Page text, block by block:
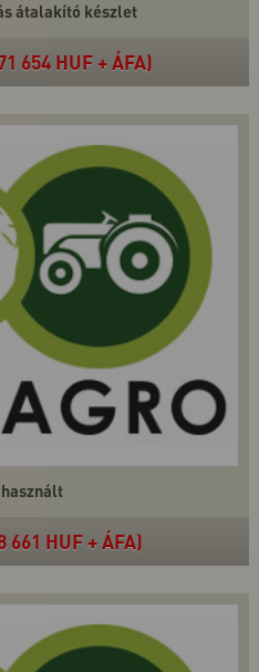
átalakító készlet
654 HUF + ÁFA)
661 HUF + ÁFA)